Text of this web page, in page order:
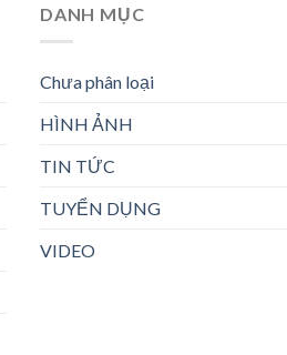
DANH MỤC
Chưa phân loại
HÌNH ẢNH
TIN TỨC
TUYỂN DỤNG
VIDEO